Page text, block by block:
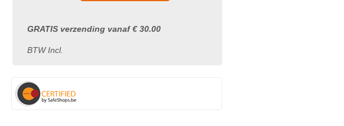
GRATIS verzending vanaf € 30.00
BTW Incl.